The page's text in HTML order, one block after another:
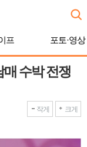
프 포토·영상
매 수박 전쟁
작게 크게